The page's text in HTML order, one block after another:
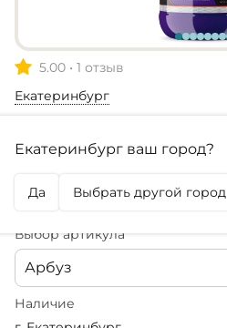
5.00 • 1 отзыв
Екатеринбург
Екатеринбург ваш город?
Да Выбрать другой город
3 490,99₽
Выбор артикула
Арбуз
Наличие